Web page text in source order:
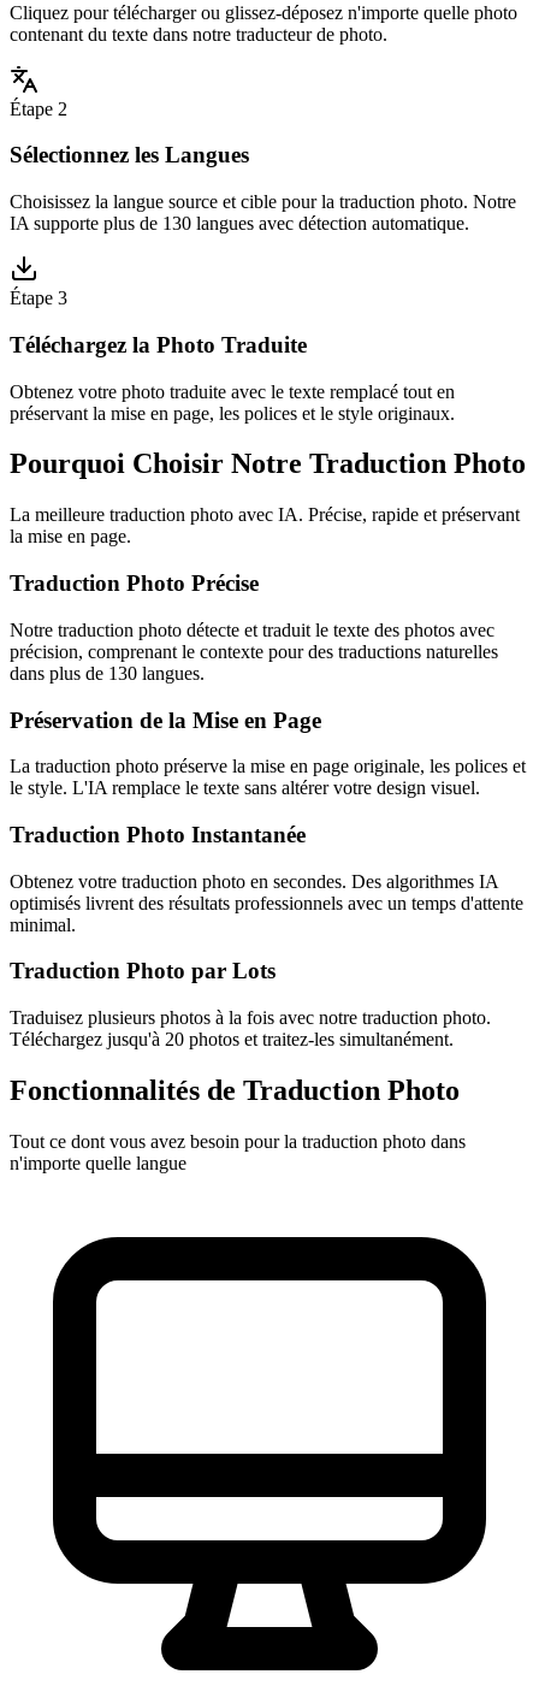
Cliquez pour télécharger ou glissez-déposez n'importe quelle photo
contenant du texte dans notre traducteur de photo.
Étape 2
Sélectionnez les Langues
Choisissez la langue source et cible pour la traduction photo. Notre
IA supporte plus de 130 langues avec détection automatique.
Étape 3
Téléchargez la Photo Traduite
Obtenez votre photo traduite avec le texte remplacé tout en
préservant la mise en page, les polices et le style originaux.
Pourquoi Choisir Notre Traduction Photo
La meilleure traduction photo avec IA. Précise, rapide et préservant
la mise en page.
Traduction Photo Précise
Notre traduction photo détecte et traduit le texte des photos avec
précision, comprenant le contexte pour des traductions naturelles
dans plus de 130 langues.
Préservation de la Mise en Page
La traduction photo préserve la mise en page originale, les polices et
le style. L'IA remplace le texte sans altérer votre design visuel.
Traduction Photo Instantanée
Obtenez votre traduction photo en secondes. Des algorithmes IA
optimisés livrent des résultats professionnels avec un temps d'attente
minimal.
Traduction Photo par Lots
Traduisez plusieurs photos à la fois avec notre traduction photo.
Téléchargez jusqu'à 20 photos et traitez-les simultanément.
Fonctionnalités de Traduction Photo
Tout ce dont vous avez besoin pour la traduction photo dans
n'importe quelle langue